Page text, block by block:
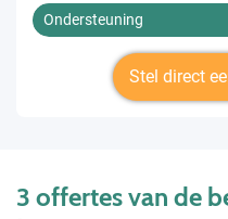
Ondersteuning
Stel direct
3 offertes van de